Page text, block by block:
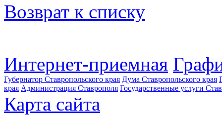
Возврат к списку
Интернет-приемная
Губернатор Ставропольского края Дума Ставропольского края
края Администрация Ставрополя Государственные услуги
Карта сайта